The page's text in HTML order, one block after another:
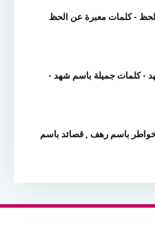
- كلمات معبرة عن الحظ
كلمات جميلة باسم شهد -
باسم رهف , قصائد باسم